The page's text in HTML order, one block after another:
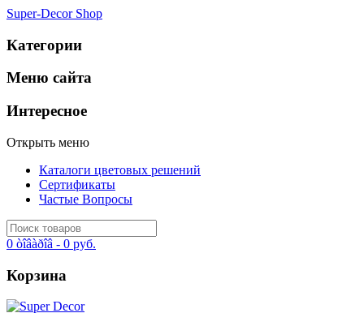
Super-Decor Shop
Категории
Меню сайта
Интересное
Открыть меню
Каталоги цветовых решений
Сертификаты
Частые Вопросы
0 òîâàðîâ - 0 руб.
Корзина